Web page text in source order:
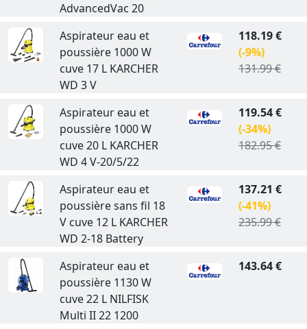
AdvancedVac 20
Aspirateur eau et
poussière 1000 W
cuve 17 L KARCHER
WD 3 V
118.19 €
(-9%)
131.99 €
Aspirateur eau et
poussière 1000 W
cuve 20 L KARCHER
WD 4 V-20/5/22
119.54 €
(-34%)
182.95 €
Aspirateur eau et
poussière sans fil 18
V cuve 12 L KARCHER
WD 2-18 Battery
137.21 €
(-41%)
235.99 €
Aspirateur eau et
poussière 1130 W
cuve 22 L NILFISK
Multi II 22 1200
143.64 €